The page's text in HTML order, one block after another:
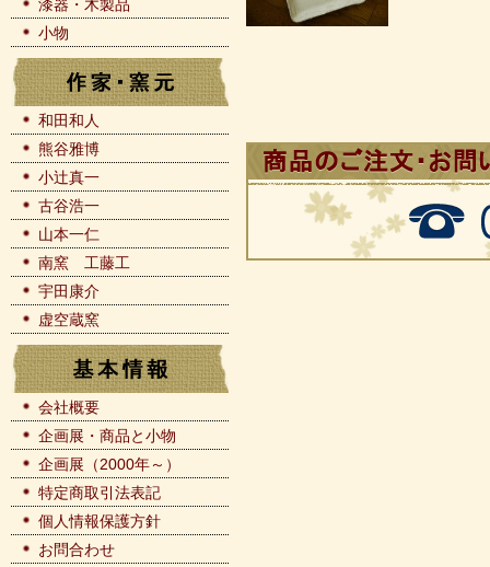
漆器・木製品
小物
和田和人
熊谷雅博
小辻真一
古谷浩一
山本一仁
南窯 工藤工
宇田康介
虚空蔵窯
会社概要
企画展・商品と小物
企画展（2000年～）
特定商取引法表記
個人情報保護方針
お問合わせ